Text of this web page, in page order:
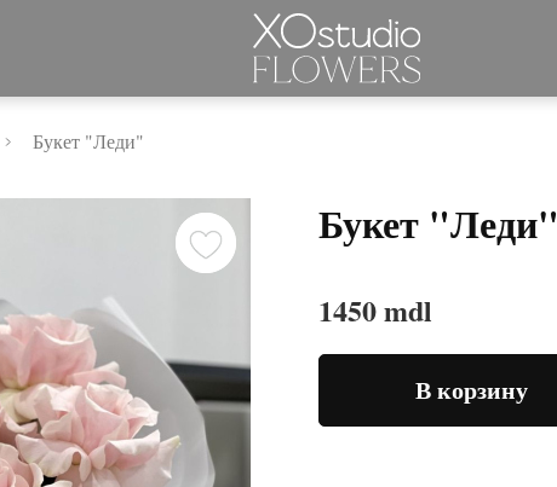
Букет "Леди"
Букет "Леди"
1450 mdl
В корзину